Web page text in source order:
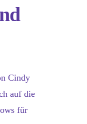
Cindy
auf die
für